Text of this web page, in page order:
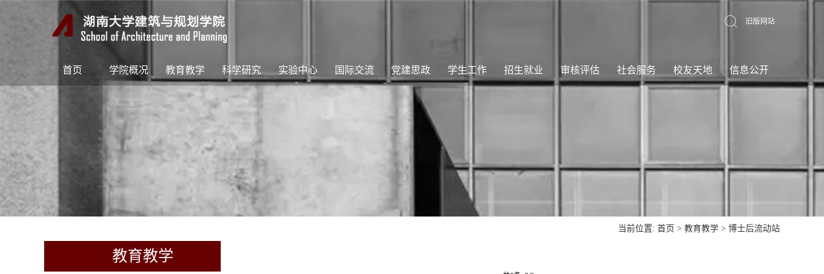
旧版网站
首页 学院概况 教育教学 科学研究 实验中心 国际交流 党建思政 学生工作 招生就业 审核评估 社会服务 校友天地 信息公开
当前位置: 首页 > 教育教学 > 博士后流动站
教育教学